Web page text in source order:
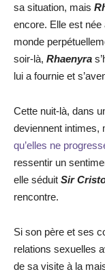
sa situation, mais
encore. Elle est
monde
soir-là, Rhaenyra
lui a fournie et
Cette nuit-là, dans
deviennent intimes,
qu’elles ne
ressentir un
elle séduit Sir
rencontre.
Si son père et ses
relations sexuelles
de sa visite à la